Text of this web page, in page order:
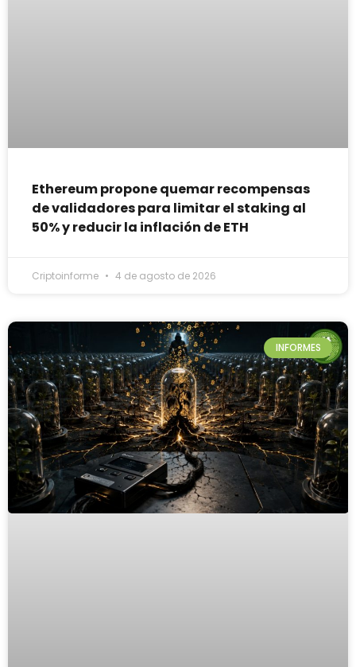
Ethereum propone quemar recompensas
de validadores para limitar el staking al
50% y reducir la inflación de ETH
Criptoinforme 4 de agosto de 2026
INFORMES